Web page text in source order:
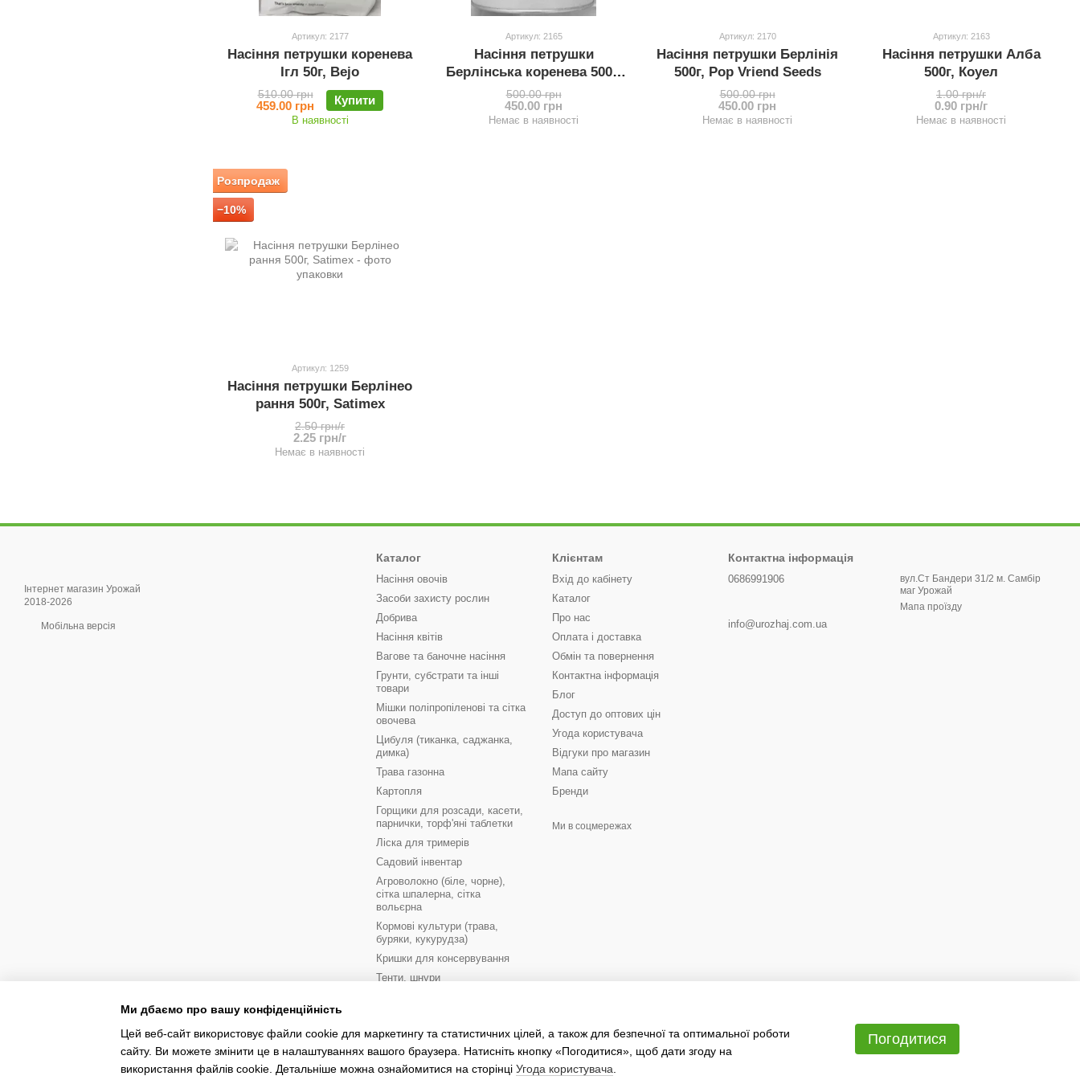
Артикул: 2177
Насіння петрушки коренева
Ігл 50г, Bejo
510.00 грн
459.00 грн Купити
В наявності
Артикул: 2165
Насіння петрушки
Берлінська коренева 500г,
Satimex
500.00 грн
450.00 грн
Немає в наявності
Артикул: 2170
Насіння петрушки Берлінія
500г, Pop Vriend Seeds
500.00 грн
450.00 грн
Немає в наявності
Артикул: 2163
Насіння петрушки Алба
500г, Коуел
1.00 грн/г
0.90 грн/г
Немає в наявності
Розпродаж
−10%
Артикул: 1259
Насіння петрушки Берлінео
рання 500г, Satimex
2.50 грн/г
2.25 грн/г
Немає в наявності
Інтернет магазин Урожай
2018-2026
Мобільна версія
Каталог
Насіння овочів
Засоби захисту рослин
Добрива
Насіння квітів
Вагове та баночне насіння
Грунти, субстрати та інші
товари
Мішки поліпропіленові та сітка
овочева
Цибуля (тиканка, саджанка,
димка)
Трава газонна
Картопля
Горщики для розсади, касети,
парнички, торф'яні таблетки
Ліска для тримерів
Садовий інвентар
Агроволокно (біле, чорне),
сітка шпалерна, сітка
вольєрна
Кормові культури (трава,
буряки, кукурудза)
Кришки для консервування
Тенти, шнури
Рукавиці робочі
Клієнтам
Вхід до кабінету
Каталог
Про нас
Оплата і доставка
Обмін та повернення
Контактна інформація
Блог
Доступ до оптових цін
Угода користувача
Відгуки про магазин
Мапа сайту
Бренди
Ми в соцмережах
Контактна інформація
0686991906
info@urozhaj.com.ua
вул.Ст Бандери 31/2 м. Самбір
маг Урожай
Мапа проїзду
Ми дбаємо про вашу конфіденційність
Цей веб-сайт використовує файли cookie для маркетингу та статистичних цілей, а також для безпечної та оптимальної роботи
сайту. Ви можете змінити це в налаштуваннях вашого браузера. Натисніть кнопку «Погодитися», щоб дати згоду на
використання файлів cookie. Детальніше можна ознайомитися на сторінці Угода користувача
Погодитися